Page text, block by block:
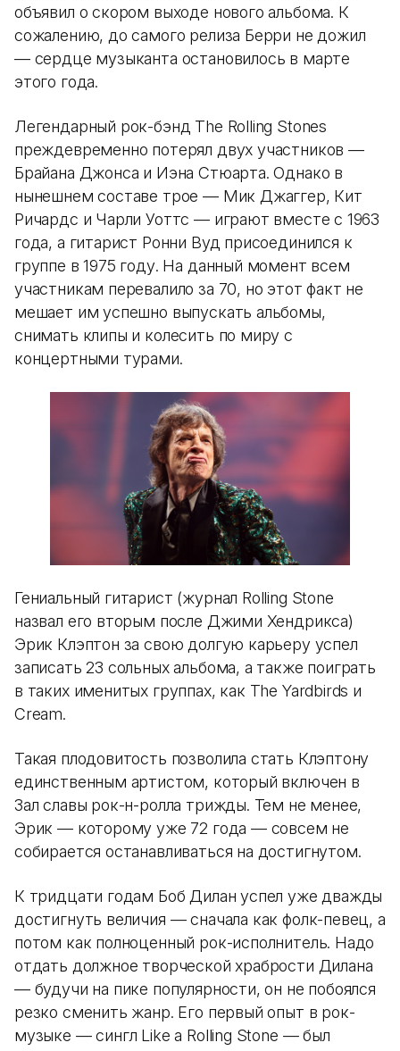
объявил о скором выходе нового альбома. К
сожалению, до самого релиза Берри не дожил
— сердце музыканта остановилось в марте
этого года.
Легендарный рок-бэнд The Rolling Stones
преждевременно потерял двух участников —
Брайана Джонса и Иэна Стюарта. Однако в
нынешнем составе трое — Мик Джаггер, Кит
Ричардс и Чарли Уоттс — играют вместе с 1963
года, а гитарист Ронни Вуд присоединился к
группе в 1975 году. На данный момент всем
участникам перевалило за 70, но этот факт не
мешает им успешно выпускать альбомы,
снимать клипы и колесить по миру с
концертными турами.
Гениальный гитарист (журнал Rolling Stone
назвал его вторым после Джими Хендрикса)
Эрик Клэптон за свою долгую карьеру успел
записать 23 сольных альбома, а также поиграть
в таких именитых группах, как The Yardbirds и
Cream.
Такая плодовитость позволила стать Клэптону
единственным артистом, который включен в
Зал славы рок-н-ролла трижды. Тем не менее,
Эрик — которому уже 72 года — совсем не
собирается останавливаться на достигнутом.
К тридцати годам Боб Дилан успел уже дважды
достигнуть величия — сначала как фолк-певец, а
потом как полноценный рок-исполнитель. Надо
отдать должное творческой храбрости Дилана
— будучи на пике популярности, он не побоялся
резко сменить жанр. Его первый опыт в рок-
музыке — сингл Like a Rolling Stone — был